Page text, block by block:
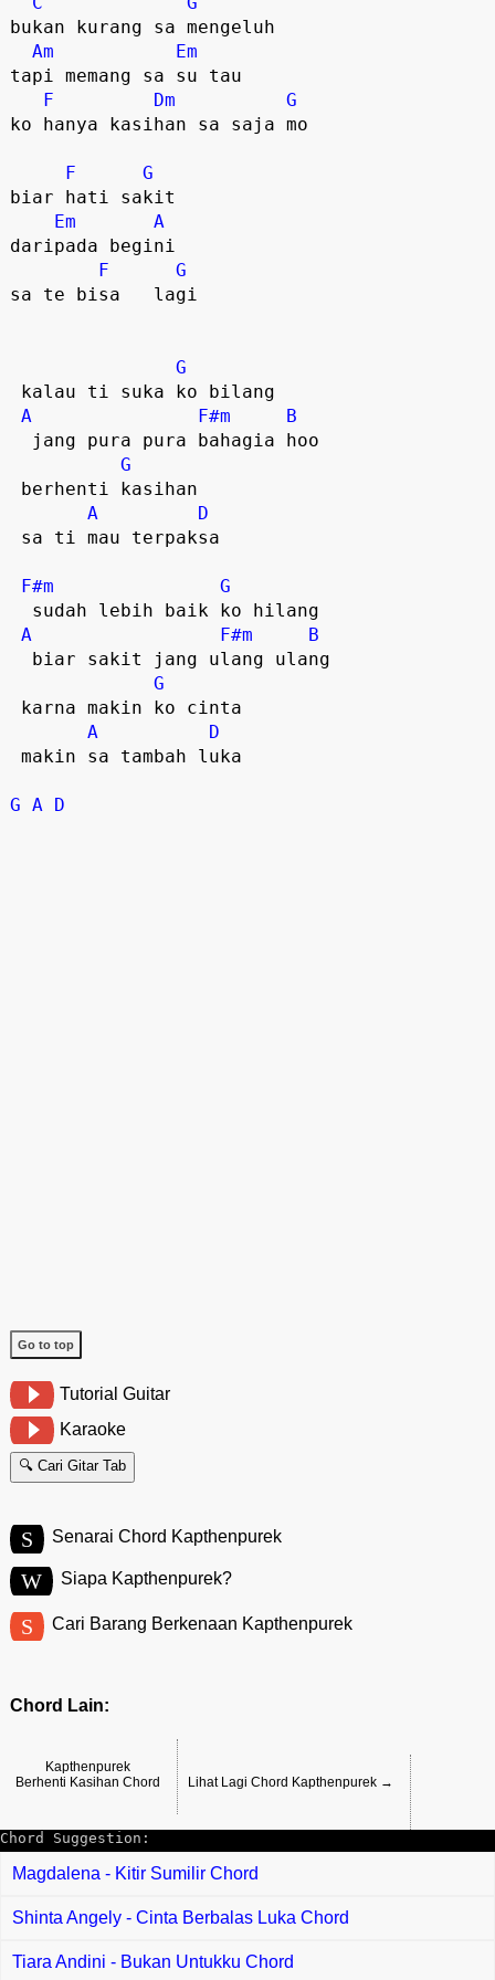
bukan kurang sa mengeluh
Am
Em
tapi memang sa su tau
F
Dm
G
ko hanya kasihan sa saja mo
F
G
biar hati sakit
Em
A
daripada begini
F
G
sa te bisa   lagi
G
A
F#m
B
G
A
D
F#m
G
A
F#m
B
G
A
D
G A D
Go to top
Tutorial Guitar
Karaoke
🔍 Cari Gitar Tab
S Senarai Chord Kapthenpurek
W Siapa Kapthenpurek?
S Cari Barang Berkenaan Kapthenpurek
Chord Lain:
Kapthenpurek
Berhenti Kasihan Chord
Lihat Lagi Chord Kapthenpurek →
Chord Suggestion:
Magdalena - Kitir Sumilir Chord
Shinta Angely - Cinta Berbalas Luka Chord
Tiara Andini - Bukan Untukku Chord